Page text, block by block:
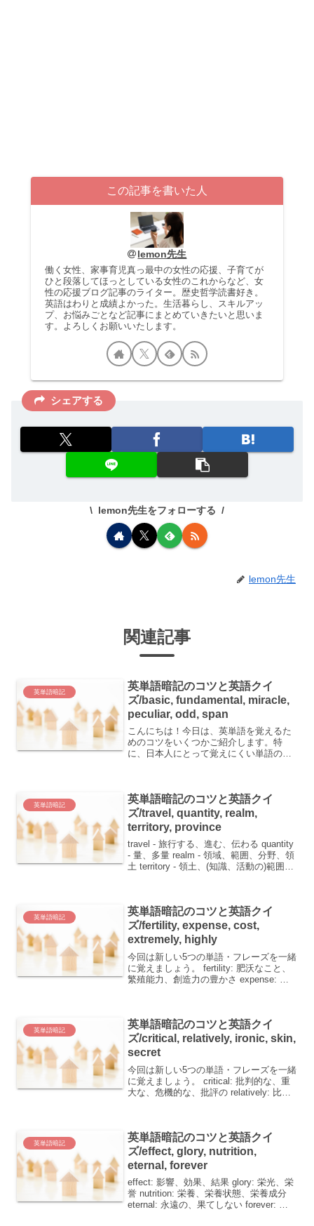
この記事を書いた人
lemon先生
働く女性、家事育児真っ最中の女性の応援、子育てが
ひと段落してほっとしている女性のこれからなど、女
性の応援ブログ記事のライター。歴史哲学読書好き。
英語はわりと成績よかった。生活暮らし、スキルアッ
プ、お悩みごとなど記事にまとめていきたいと思いま
す。よろしくお願いいたします。
シェアする
lemon先生をフォローする
lemon先生
関連記事
英単語暗記
英単語暗記のコツと英語クイ
ズ/basic, fundamental, miracle,
peculiar, odd, span
こんにちは！今日は、英単語を覚えるた
めのコツをいくつかご紹介します。特
に、日本人にとって覚えにくい単語の覚
本的な...
英単語暗記
英単語暗記のコツと英語クイ
ズ/travel, quantity, realm,
territory, province
travel - 旅行する、進む、伝わる quantity
- 量、多量 realm - 領域、範囲、分野、領
土 territory - 領土、(知識、活動の)範囲、
英単語暗記
英単語暗記のコツと英語クイ
ズ/fertility, expense, cost,
extremely, highly
今回は新しい5つの単語・フレーズを一緒
に覚えましょう。 fertility: 肥沃なこと、
繁殖能力、創造力の豊かさ expense: 費
英単語暗記
英単語暗記のコツと英語クイ
ズ/critical, relatively, ironic, skin,
secret
今回は新しい5つの単語・フレーズを一緒
に覚えましょう。 critical: 批判的な、重
大な、危機的な、批評の relatively: 比較
英単語暗記
英単語暗記のコツと英語クイ
ズ/effect, glory, nutrition,
eternal, forever
effect: 影響、効果、結果 glory: 栄光、栄
誉 nutrition: 栄養、栄養状態、栄養成分
eternal: 永遠の、果てしない forever: 永